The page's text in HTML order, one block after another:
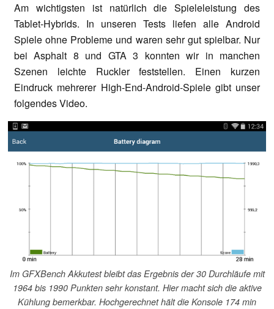
Am wichtigsten ist natürlich die Spieleleistung des
Tablet-Hybrids. In unseren Tests liefen alle Android
Spiele ohne Probleme und waren sehr gut spielbar. Nur
bei Asphalt 8 und GTA 3 konnten wir in manchen
Szenen leichte Ruckler feststellen. Einen kurzen
Eindruck mehrerer High-End-Android-Spiele gibt unser
folgendes Video.
Im GFXBench Akkutest bleibt das Ergebnis der 30 Durchläufe mit
1964 bis 1990 Punkten sehr konstant. Hier macht sich die aktive
Kühlung bemerkbar. Hochgerechnet hält die Konsole 174 min